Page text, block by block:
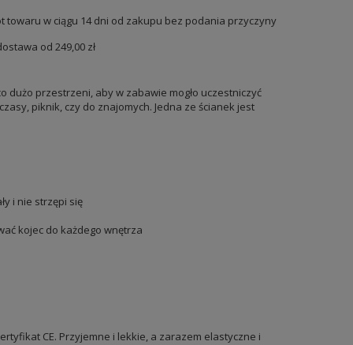
towaru w ciągu 14dni od zakupu bez podania przyczyny
od 249,00 zł
dużo przestrzeni, aby w zabawie mogło uczestniczyć
piknik, czy do znajomych. Jedna ze ścianek jest
i nie strzępi się
kojec do każdego wnętrza
CE. Przyjemne i lekkie, a zarazem elastyczne i